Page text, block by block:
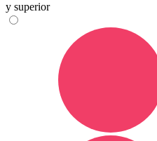
y superior